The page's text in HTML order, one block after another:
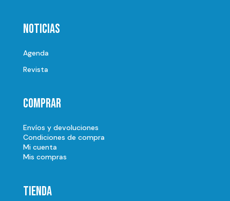
Noticias
Agenda
Revista
Comprar
Envíos y devoluciones
Condiciones de compra
Mi cuenta
Mis compras
Tienda